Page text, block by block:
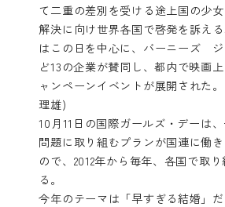
て二重の差別を受ける途上国の少
解決に向け世界各国で啓発を訴え
はこの日を中心に、バーニーズ
ど13の企業が賛同し、都内で映画
ャンペーンイベントが展開された
理雄)
10月11日の国際ガールズ・デーは
問題に取り組むプランが国連に働
ので、2012年から毎年、各国で取
る。
今年のテーマは「早すぎる結婚」